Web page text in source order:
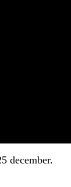
december.